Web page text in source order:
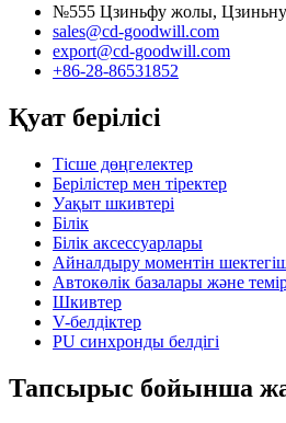
№555 Цзиньфу жолы,
sales@cd-goodwill.com
export@cd-goodwill.com
+86-28-86531852
Қуат берілісі
Тісше дөңгелектер
Берілістер мен тіректер
Уақыт шкивтері
Білік
Білік аксессуарлары
Айналдыру моментін
Автокөлік базалары және
Шкивтер
V-белдіктер
PU синхронды белдігі
Тапсырыс бойынша